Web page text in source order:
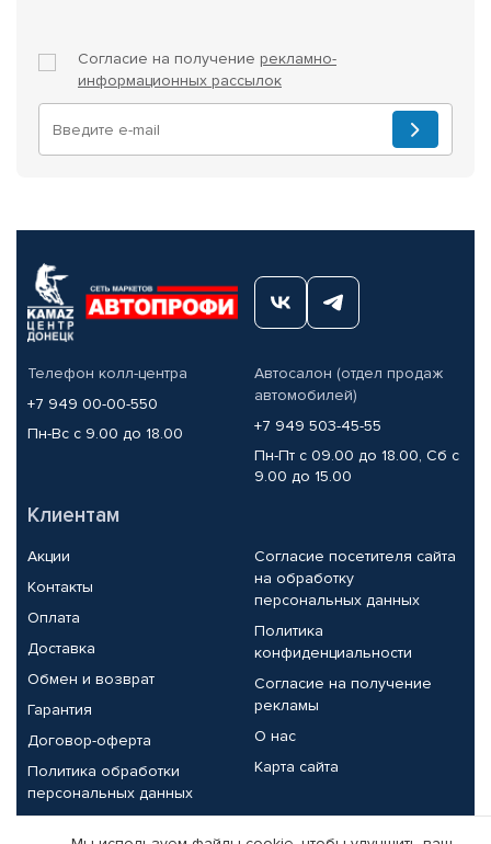
Согласие на получение рекламно-
информационных рассылок
Телефон колл-центра
+7 949 00-00-550
Пн-Вс с 9.00 до 18.00
Автосалон (отдел продаж
автомобилей)
+7 949 503-45-55
Пн-Пт с 09.00 до 18.00, Сб с
9.00 до 15.00
Клиентам
Акции
Контакты
Оплата
Доставка
Обмен и возврат
Гарантия
Договор-оферта
Политика обработки
персональных данных
Согласие посетителя сайта
на обработку
персональных данных
Политика
конфиденциальности
Согласие на получение
рекламы
О нас
Карта сайта